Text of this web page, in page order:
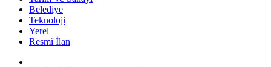
Belediye
Teknoloji
Yerel
Resmî İlan